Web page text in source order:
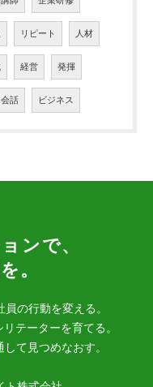
リピート 人材
経営 発揮
会話 ビジネス
ンで、
。
の行動を変える。
テーターを育てる。
て見つめなおす。